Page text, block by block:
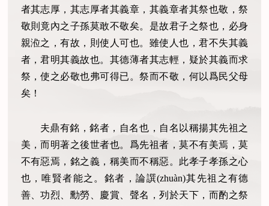
者其志厚，其志厚者其義章，其義章者其祭也敬，祭
敬則竟內之子孫莫敢不敬矣。是故君子之祭也，必身
親涖之，有故，則使人可也。雖使人也，君不失其義
者，君明其義故也。其德薄者其志輕，疑於其義而求
祭，使之必敬也弗可得已。祭而不敬，何以爲民父母
矣！
夫鼎有銘，銘者，自名也，自名以稱揚其先祖之
美，而明著之後世者也。爲先祖者，莫不有美焉，莫
不有惡焉，銘之義，稱美而不稱惡。此孝子孝孫之心
也，唯賢者能之。銘者，論譔(zhuàn)其先祖之有德
善、功烈、勳勞、慶賞、聲名，列於天下，而酌之祭